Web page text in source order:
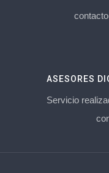
ASESORES
Servicio